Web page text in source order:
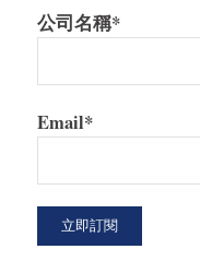
公司名稱*
Email*